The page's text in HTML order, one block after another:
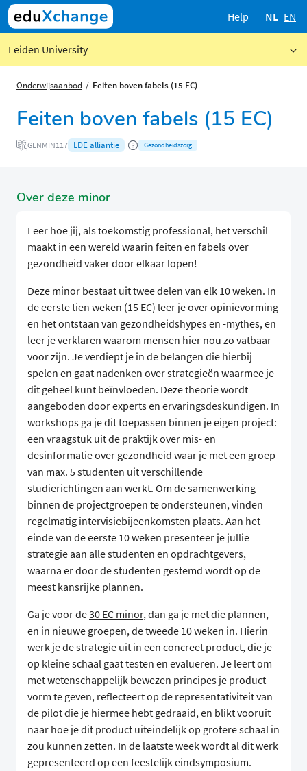
Help NL EN
Leiden University
Onderwijsaanbod Feiten boven fabels (15 EC)
Feiten boven fabels (15 EC)
GENMIN117 LDE alliantie Gezondheidszorg
Over deze minor
Leer hoe jij, als toekomstig professional, het verschil
maakt in een wereld waarin feiten en fabels over
gezondheid vaker door elkaar lopen!
Deze minor bestaat uit twee delen van elk 10 weken. In
de eerste tien weken (15 EC) leer je over opinievorming
en het ontstaan van gezondheidshypes en -mythes, en
leer je verklaren waarom mensen hier nou zo vatbaar
voor zijn. Je verdiept je in de belangen die hierbij
spelen en gaat nadenken over strategieën waarmee je
dit geheel kunt beïnvloeden. Deze theorie wordt
aangeboden door experts en ervaringsdeskundigen. In
workshops ga je dit toepassen binnen je eigen project:
een vraagstuk uit de praktijk over mis- en
desinformatie over gezondheid waar je met een groep
van max. 5 studenten uit verschillende
studierichtingen aan werkt. Om de samenwerking
binnen de projectgroepen te ondersteunen, vinden
regelmatig intervisiebijeenkomsten plaats. Aan het
einde van de eerste 10 weken presenteer je jullie
strategie aan alle studenten en opdrachtgevers,
waarna er door de studenten gestemd wordt op de
meest kansrijke plannen.
Ga je voor de30 EC minor, dan ga je met die plannen,
en in nieuwe groepen, de tweede 10 weken in. Hierin
werk je de strategie uit in een concreet product, die je
op kleine schaal gaat testen en evalueren. Je leert om
met wetenschappelijk bewezen principes je product
vorm te geven, reflecteert op de representativiteit van
de pilot die je hiermee hebt gedraaid, en blikt vooruit
naar hoe je dit product uiteindelijk op grotere schaal in
zou kunnen zetten. In de laatste week wordt al dit werk
gepresenteerd op een feestelijk eindsymposium.